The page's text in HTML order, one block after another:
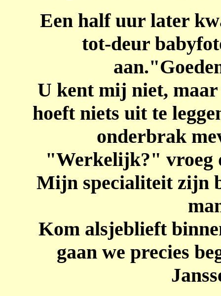
Een half uur later
tot-deur
U kent mij niet,
hoeft niets uit te
onderbrak
"Werkelijk?" vroeg
Mijn specialiteit zijn
Kom alsjeblieft
gaan we precies